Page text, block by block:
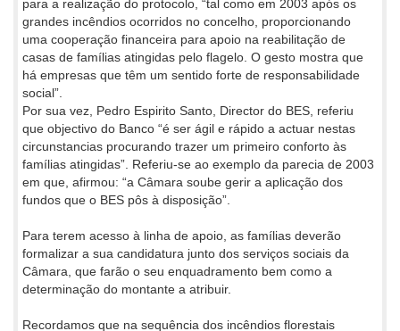
para a realização do protocolo, “tal como em 2003 após os
grandes incêndios ocorridos no concelho, proporcionando
uma cooperação financeira para apoio na reabilitação de
casas de famílias atingidas pelo flagelo. O gesto mostra que
há empresas que têm um sentido forte de responsabilidade
social”.
Por sua vez, Pedro Espirito Santo, Director do BES, referiu
que objectivo do Banco “é ser ágil e rápido a actuar nestas
circunstancias procurando trazer um primeiro conforto às
famílias atingidas”. Referiu-se ao exemplo da parecia de 2003
em que, afirmou: “a Câmara soube gerir a aplicação dos
fundos que o BES pôs à disposição”.
Para terem acesso à linha de apoio, as famílias deverão
formalizar a sua candidatura junto dos serviços sociais da
Câmara, que farão o seu enquadramento bem como a
determinação do montante a atribuir.
Recordamos que na sequência dos incêndios florestais